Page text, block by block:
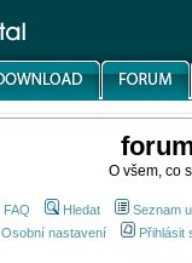
O všem, co
FAQ Hledat Seznam
Osobní nastavení
Přihlásit